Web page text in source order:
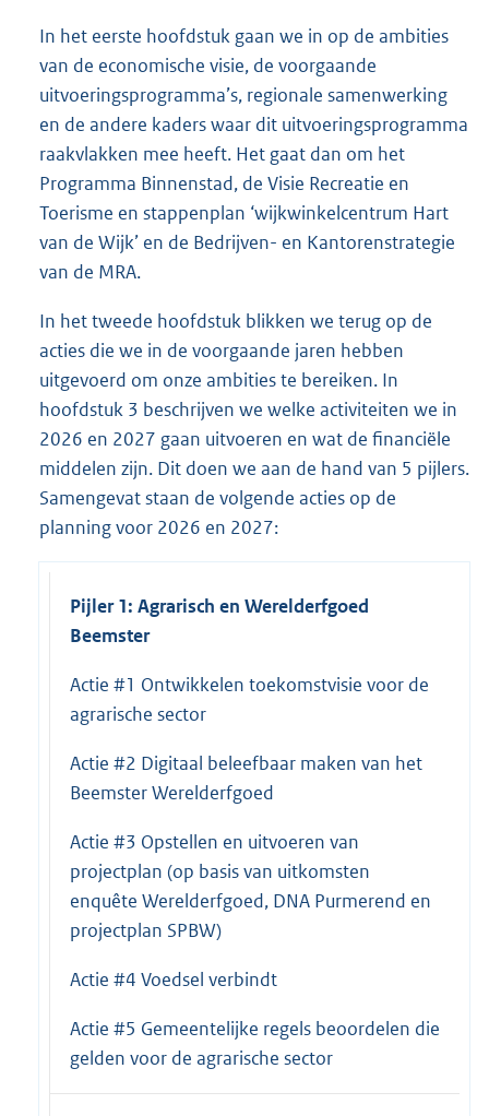
In het eerste hoofdstuk gaan we in op de ambities
van de economische visie, de voorgaande
uitvoeringsprogramma’s, regionale samenwerking
en de andere kaders waar dit uitvoeringsprogramma
raakvlakken mee heeft. Het gaat dan om het
Programma Binnenstad, de Visie Recreatie en
Toerisme en stappenplan ‘wijkwinkelcentrum Hart
van de Wijk’ en de Bedrijven- en Kantorenstrategie
van de MRA.
In het tweede hoofdstuk blikken we terug op de
acties die we in de voorgaande jaren hebben
uitgevoerd om onze ambities te bereiken. In
hoofdstuk 3 beschrijven we welke activiteiten we in
2026 en 2027 gaan uitvoeren en wat de financiële
middelen zijn. Dit doen we aan de hand van 5 pijlers.
Samengevat staan de volgende acties op de
planning voor 2026 en 2027:
Pijler 1: Agrarisch en Werelderfgoed
Beemster
Actie #1 Ontwikkelen toekomstvisie voor de
agrarische sector
Actie #2 Digitaal beleefbaar maken van het
Beemster Werelderfgoed
Actie #3 Opstellen en uitvoeren van
projectplan (op basis van uitkomsten
enquête Werelderfgoed, DNA Purmerend en
projectplan SPBW)
Actie #4 Voedsel verbindt
Actie #5 Gemeentelijke regels beoordelen die
gelden voor de agrarische sector